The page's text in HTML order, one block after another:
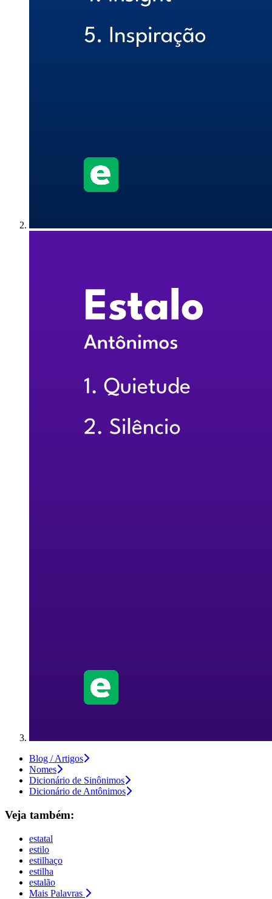
Blog / Artigos
Nomes
Dicionário de Sinônimos
Dicionário de Antônimos
Veja também:
estatal
estilo
estilhaço
estilha
estalão
Mais Palavras